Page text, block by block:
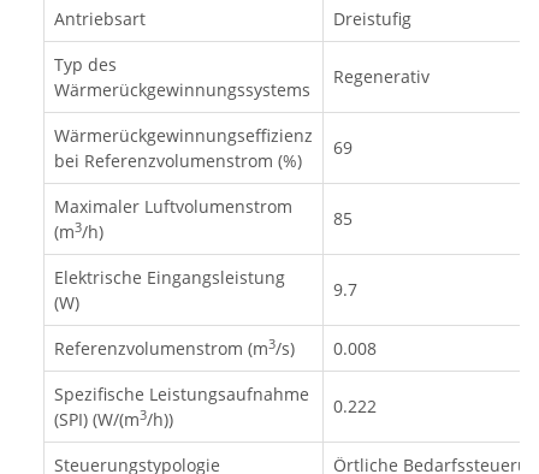
Antriebsart
Dreistufig
Typ des
Wärmerückgewinnungssystems
Regenerativ
Wärmerückgewinnungseffizienz
bei Referenzvolumenstrom (%)
69
Maximaler Luftvolumenstrom
(m3/h)
85
Elektrische Eingangsleistung
(W)
9.7
Referenzvolumenstrom (m3/s)
0.008
Spezifische Leistungsaufnahme
(SPI) (W/(m3/h))
0.222
Steuerungstypologie
Örtliche